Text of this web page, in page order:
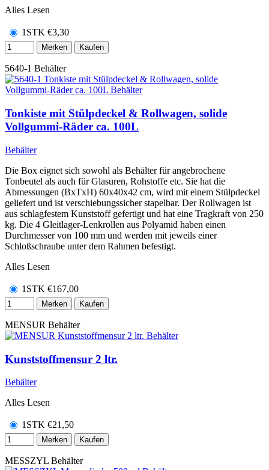
Alles Lesen
1STK €3,30
Merken Kaufen
5640-1 Behälter
Tonkiste mit Stülpdeckel & Rollwagen, solide
Vollgummi-Räder ca. 100L
Behälter
Die Box eignet sich sowohl als Behälter für angebrochene
Tonbeutel als auch für Glasuren, Rohstoffe etc. Sie hat die
Abmessungen (BxTxH) 60x40x42 cm, wird mit einem Stülpdeckel
geliefert und ist verschiebungssicher stapelbar. Der Rollwagen ist
aus schlagfestem Kunststoff gefertigt und hat eine Tragkraft von 250
kg. Die 4 Gleitlager-Lenkrollen aus Polyamid haben einen
Durchmesser von 100 mm und werden mit jeweils einer
Schloßschraube unter dem Rahmen befestigt.
Alles Lesen
1STK €167,00
Merken Kaufen
MENSUR Behälter
Kunststoffmensur 2 ltr.
Behälter
Alles Lesen
1STK €21,50
Merken Kaufen
MESSZYL Behälter